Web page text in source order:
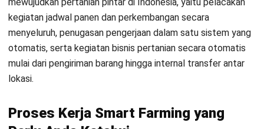
Ada beberapa hal yang perlu untuk melaksanakan
farming, contohnya adalah penambahan sensor, pemasangan
GPS, hingga pemasanganwifi. Hal-hal seperti itu berfungsi
untuk membantu para petani dalam mendapat informasi dari
lahan secara
agriculturedari HashMicro. Dengan begitu pertanian dapat
mudah dan hemat namun hasilnya berkualitas.